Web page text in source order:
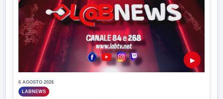
▶
6 AGOSTO 2026
LABNEWS